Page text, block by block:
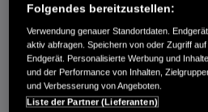
Händlerbestand anzeigen
Dealer Website anzeigen
Händler kontaktieren
Folgendes bereitzustellen:
Verwendung genauer Standortdaten.
aktiv abfragen. Speichern von oder Zugriff
Endgerät. Personalisierte Werbung und
und der Performance von Inhalten,
und Verbesserung von Angeboten.
Liste der Partner (Lieferanten)